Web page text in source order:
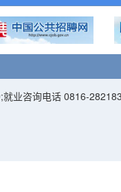
业咨询电话 0816-